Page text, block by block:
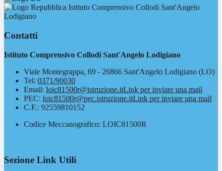
Istituto Comprensivo Collodi Sant'Angelo
Lodigiano
Contatti
Istituto Comprensivo Collodi Sant'Angelo Lodigiano
Viale Montegrappa, 69 - 26866 Sant'Angelo Lodigiano (LO)
Tel: 0371/90030
Email: loic81500r@istruzione.itLink per inviare una mail
PEC: loic81500r@pec.istruzione.itLink per inviare una mail
C.F.: 92559810152
Codice Meccanografico: LOIC81500R
Sezione Link Utili